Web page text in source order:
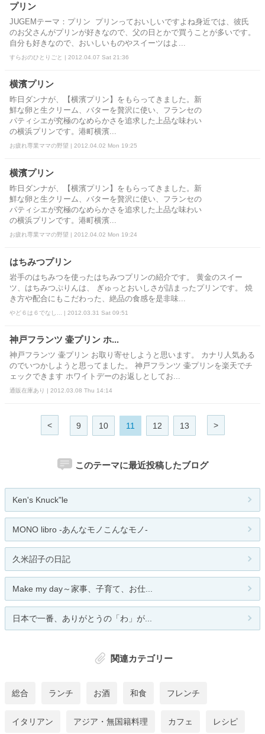
プリン
JUGEMテーマ：プリン プリンっておいしいですよね身近では、彼氏
のお父さんがプリンが好きなので、父の日とかで買うことが多いです。
自分も好きなので、おいしいものやスイーツはよ...
すらおのひとりごと | 2012.04.07 Sat 21:36
横濱プリン
昨日ダンナが、【横濱プリン】をもらってきました。新
鮮な卵と生クリーム、バターを贅沢に使い、フランセの
パティシエが究極のなめらかさを追求した上品な味わい
の横浜プリンです。港町横濱...
お疲れ専業ママの野望 | 2012.04.02 Mon 19:25
横濱プリン
昨日ダンナが、【横濱プリン】をもらってきました。新
鮮な卵と生クリーム、バターを贅沢に使い、フランセの
パティシエが究極のなめらかさを追求した上品な味わい
の横浜プリンです。港町横濱...
お疲れ専業ママの野望 | 2012.04.02 Mon 19:24
はちみつプリン
岩手のはちみつを使ったはちみつプリンの紹介です。 黄金のスイー
ツ、はちみつぷりんは、 ぎゅっとおいしさが詰まったプリンです。 焼
き方や配合にもこだわった、絶品の食感を是非味...
やど６は６でなし... | 2012.03.31 Sat 09:51
神戸フランツ 壷プリン ホ...
神戸フランツ 壷プリン お取り寄せしようと思います。 カナリ人気ある
のでいつかしようと思ってました。 神戸フランツ 壷プリンを楽天でチ
ェックできます ホワイトデーのお返しとしてお...
通販在庫あり | 2012.03.08 Thu 14:14
< 9 10 11 12 13 >
このテーマに最近投稿したブログ
Ken's Knuck"le
MONO libro -あんなモノこんなモノ-
久米詔子の日記
Make my day～家事、子育て、お仕...
日本で一番、ありがとうの「わ」が...
関連カテゴリー
総合 ランチ お酒 和食 フレンチ
イタリアン アジア・無国籍料理 カフェ レシピ